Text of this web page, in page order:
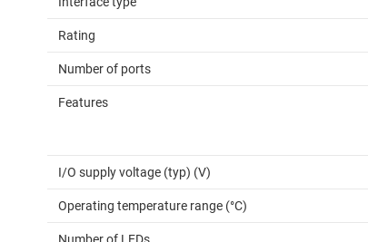
Rating
Number of ports
Features
I/O supply voltage (typ) (V)
Operating temperature range (°C)